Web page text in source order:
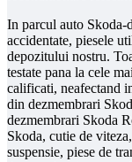
In parcul auto Skoda-
accidentate, piesele
depozitului nostru.
testate pana la cele
calificati, neafectand
din dezmembrari
dezmembrari Skoda
Skoda, cutie de
suspensie, piese de